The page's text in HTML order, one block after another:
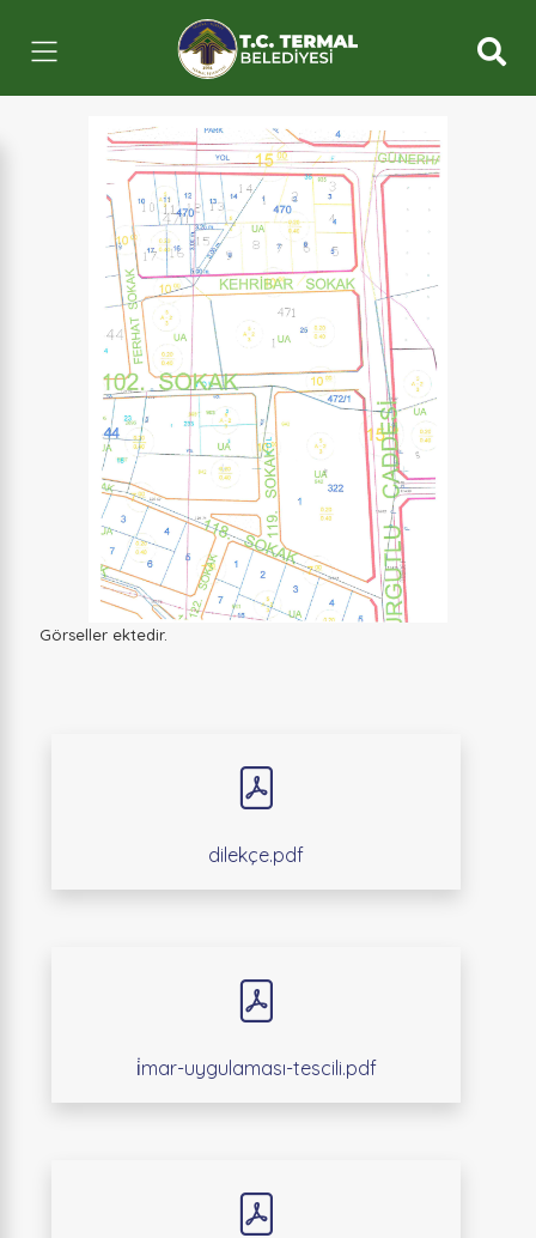
Görseller ektedir.
dilekçe.pdf
i̇mar-uygulaması-tescili.pdf